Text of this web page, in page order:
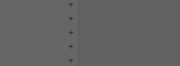
add
add
add
add
add